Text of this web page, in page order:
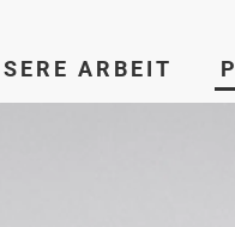
ARBEIT